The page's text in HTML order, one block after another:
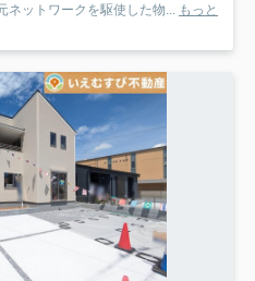
ネットワークを駆使した物... もっと